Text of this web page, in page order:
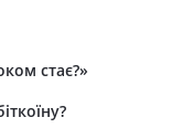
стає?»